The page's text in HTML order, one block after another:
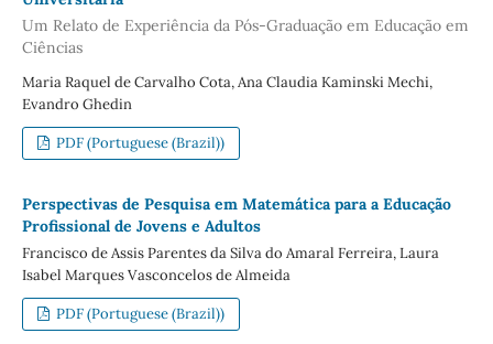
Um Relato de Experiência da Pós-Graduação em Educação em
Ciências
Maria Raquel de Carvalho Cota, Ana Claudia Kaminski Mechi,
Evandro Ghedin
PDF (Portuguese (Brazil))
Perspectivas de Pesquisa em Matemática para a Educação
Profissional de Jovens e Adultos
Francisco de Assis Parentes da Silva do Amaral Ferreira, Laura
Isabel Marques Vasconcelos de Almeida
PDF (Portuguese (Brazil))